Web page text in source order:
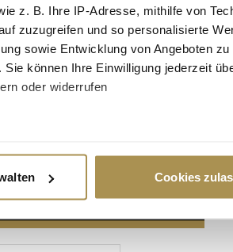
z. B. Ihre IP-Adresse, mithilfe von
zuzugreifen und so personalisierte
sowie Entwicklung von Angeboten
können Ihre Einwilligung jederzeit
oder widerrufen
werden, und legen Sie Ihre Präferenzen
Funktionen für soziale Medien
Cookies